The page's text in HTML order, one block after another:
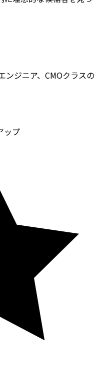
ンジニア、CMOクラスの
ップ